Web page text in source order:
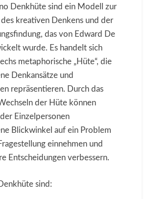
Denkhüte sind ein Modell zur
kreativen Denkens und der
das von Edward De
wurde. Es handelt sich
metaphorische „Hüte“, die
Denkansätze und
repräsentieren. Durch das
der Hüte können
Einzelpersonen
Blickwinkel auf ein Problem
einnehmen und
Entscheidungen verbessern.
sind: